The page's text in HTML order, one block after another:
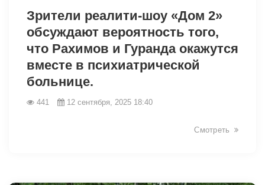
Зрители реалити-шоу «Дом 2»
обсуждают вероятность того,
что Рахимов и Гуранда окажутся
вместе в психиатрической
больнице.
441 12 сентября, 2025 18:40
Смотреть